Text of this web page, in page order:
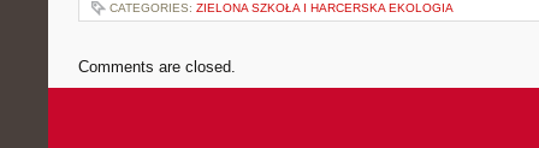
CATEGORIES: ZIELONA SZKOŁA I HARCERSKA EKOLOGIA
Comments are closed.